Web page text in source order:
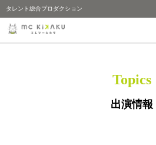
タレント総合プロダクション
Topics
出演情報